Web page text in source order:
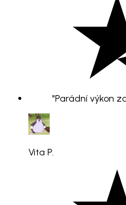
"Parádní výkon
Vita P.